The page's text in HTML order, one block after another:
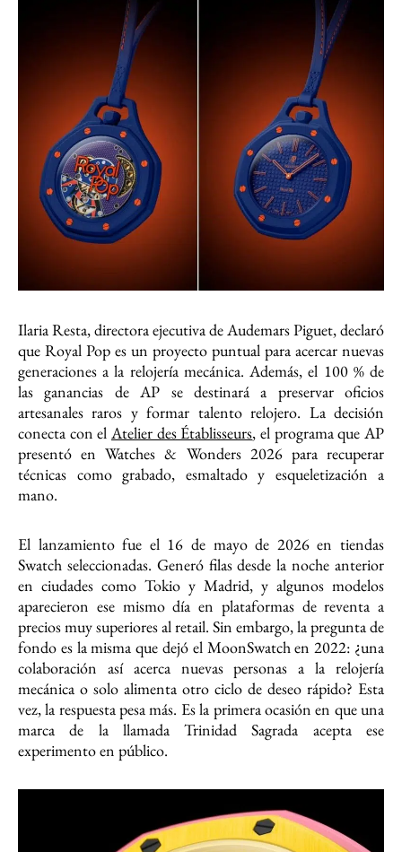
Ilaria Resta, directora ejecutiva de Audemars Piguet, declaró
que Royal Pop es un proyecto puntual para acercar nuevas
generaciones a la relojería mecánica. Además, el 100 % de
las ganancias de AP se destinará a preservar oficios
artesanales raros y formar talento relojero. La decisión
conecta con el Atelier des Établisseurs, el programa que AP
presentó en Watches & Wonders 2026 para recuperar
técnicas como grabado, esmaltado y esqueletización a
mano.
El lanzamiento fue el 16 de mayo de 2026 en tiendas
Swatch seleccionadas. Generó filas desde la noche anterior
en ciudades como Tokio y Madrid, y algunos modelos
aparecieron ese mismo día en plataformas de reventa a
precios muy superiores al retail. Sin embargo, la pregunta de
fondo es la misma que dejó el MoonSwatch en 2022: ¿una
colaboración así acerca nuevas personas a la relojería
mecánica o solo alimenta otro ciclo de deseo rápido? Esta
vez, la respuesta pesa más. Es la primera ocasión en que una
marca de la llamada Trinidad Sagrada acepta ese
experimento en público.